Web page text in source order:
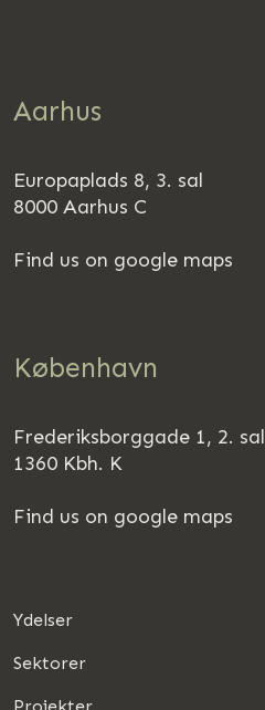
Aarhus
Europaplads 8, 3. sal
8000 Aarhus C
Find us on google maps
København
Frederiksborggade 1, 2. sal
1360 Kbh. K
Find us on google maps
Ydelser
Sektorer
Projekter